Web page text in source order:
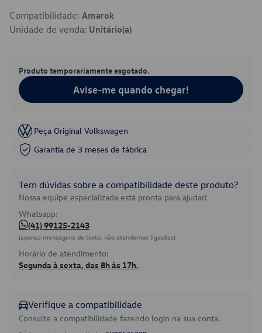
Compatibilidade: Amarok
Unidade de venda: Unitário(a)
Produto temporariamente esgotado.
Avise-me quando chegar!
Peça Original Volkswagen
Garantia de 3 meses de fábrica
Tem dúvidas sobre a compatibilidade deste produto?
Nossa equipe especializada está pronta para ajudar!
Whatsapp:
(41) 99125-2143
(apenas mensagens de texto, não atendemos ligações)
Horário de atendimento:
Segunda à sexta, das 8h às 17h.
Verifique a compatibilidade
Consulte a compatibilidade fazendo login na sua conta.